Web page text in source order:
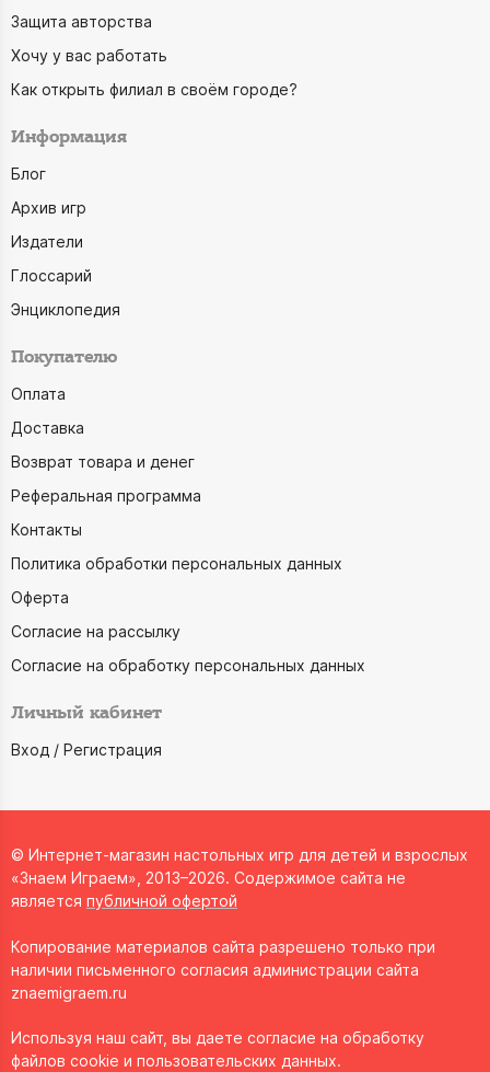
Защита авторства
Хочу у вас работать
Как открыть филиал в своём городе?
Информация
Блог
Архив игр
Издатели
Глоссарий
Энциклопедия
Покупателю
Оплата
Доставка
Возврат товара и денег
Реферальная программа
Контакты
Политика обработки персональных данных
Оферта
Согласие на рассылку
Согласие на обработку персональных данных
Личный кабинет
Вход / Регистрация
© Интернет-магазин настольных игр для детей и взрослых
«Знаем Играем», 2013–2026. Содержимое сайта не
является публичной офертой
Копирование материалов сайта разрешено только при
наличии письменного согласия администрации сайта
znaemigraem.ru
Используя наш сайт, вы даете согласие на обработку
файлов cookie и пользовательских данных.